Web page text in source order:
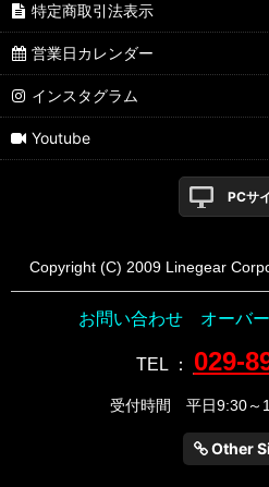
特定商取引法表示
営業日カレンダー
インスタグラム
Youtube
PCサ
Copyright (C) 2009 Linegear
お問い合わせ オーバ
TEL： 029-
受付時間 平日9:30
Other